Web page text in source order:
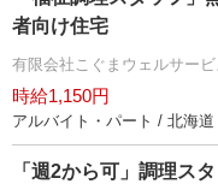
者向け住宅
有限会社こぐまウェルサー
時給1,150円
アルバイト・パート / 北海道
「週2から可」調理ス